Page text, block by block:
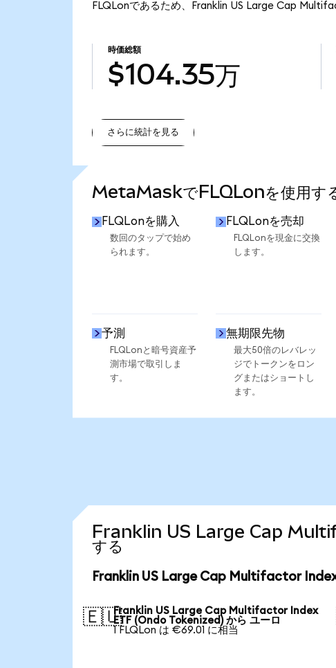
FLQLonであるため、Franklin US Large Cap
時価総額
$104.35万
さらに統計を見る
MetaMaskでFLQLonを使用す
FLQLonを購入
数回のタップで始め
られます。
FLQLonを売却
FLQLonを現金に交換
します。
予測
FLQLonと暗号資産予
測市場で取引しま
す。
無期限先物
最大50倍のレバレッ
ジでトークンをロン
グまたはショートし
ます。
Franklin US Large Cap
する
Franklin US Large Cap Multifactor
🇪🇺Franklin US Large Cap Multifactor Index
ETF (Ondo Tokenized) から ユーロ
1 FLQLon は €69.01 に相当